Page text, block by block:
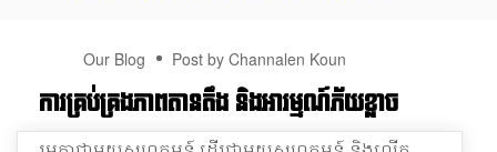
22
DEC
Our Blog Post by Channalen Koun
ការគ្រប់គ្រងភាពតានតឹង និងអារម្មណ៍ភ័យខ្លាច